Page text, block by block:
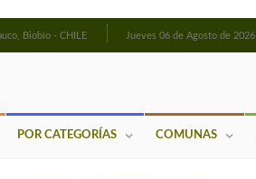
Biobío - CHILE Jueves 06 de Agosto de 2026
POR CATEGORÍAS COMUNAS